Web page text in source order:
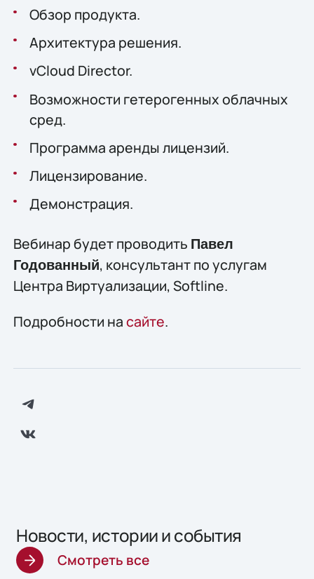
Обзор продукта.
Архитектура решения.
vCloud Director.
Возможности гетерогенных облачных
сред.
Программа аренды лицензий.
Лицензирование.
Демонстрация.
Вебинар будет проводить Павел
Годованный, консультант по услугам
Центра Виртуализации, Softline.
Подробности насайте.
Новости, истории и события
Смотреть все